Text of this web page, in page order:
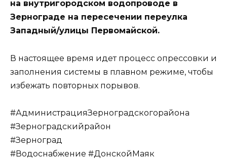
на внутригородском водопроводе в
Зернограде на пересечении переулка
Западный/улицы Первомайской.
В настоящее время идет процесс опрессовки и
заполнения системы в плавном режиме, чтобы
избежать повторных порывов.
#АдминистрацияЗерноградскогорайона
#Зерноградскийрайон
#Зерноград
#Водоснабжение #ДонскойМаяк